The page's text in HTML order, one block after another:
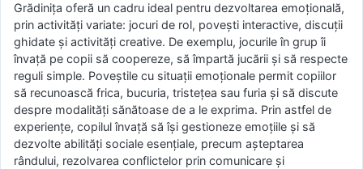
Grădinița oferă un cadru ideal pentru dezvoltarea emoțională,
prin activități variate: jocuri de rol, povești interactive, discuții
ghidate și activități creative. De exemplu, jocurile în grup îi
învață pe copii să coopereze, să împartă jucării și să respecte
reguli simple. Poveștile cu situații emoționale permit copiilor
să recunoască frica, bucuria, tristețea sau furia și să discute
despre modalități sănătoase de a le exprima. Prin astfel de
experiențe, copilul învață să își gestioneze emoțiile și să
dezvolte abilități sociale esențiale, precum așteptarea
rândului, rezolvarea conflictelor prin comunicare și